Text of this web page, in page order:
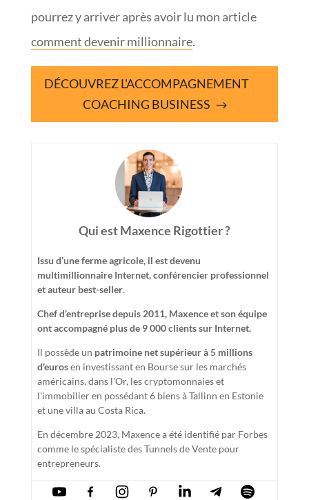
pourrez y arriver après avoir lu mon article
comment devenir millionnaire.
DÉCOUVREZ L'ACCOMPAGNEMENT
COACHING BUSINESS
Qui est Maxence Rigottier ?
Issu d’une ferme agricole, il est devenu
multimillionnaire Internet, conférencier professionnel
et auteur best-seller.
Chef d’entreprise depuis 2011, Maxence et son équipe
ont accompagné plus de 9 000 clients sur Internet.
Il possède un patrimoine net supérieur à 5 millions
d'eurosen investissant en Bourse sur les marchés
américains, dans l'Or, les cryptomonnaies et
l'immobilier en possédant 6 biens à Tallinn en Estonie
et une villa au Costa Rica.
En décembre 2023, Maxence a été identifié par Forbes
comme le spécialiste des Tunnels de Vente pour
entrepreneurs.